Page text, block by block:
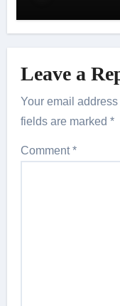
Leave a
Your email
fields are marked*
Comment*